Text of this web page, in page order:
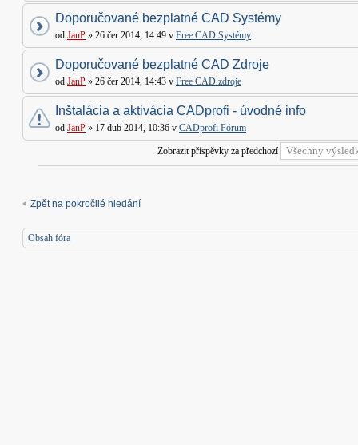
Doporučované bezplatné CAD Systémy
od JanP » 26 čer 2014, 14:49 v Free CAD Systémy
Doporučované bezplatné CAD Zdroje
od JanP » 26 čer 2014, 14:43 v Free CAD zdroje
Inštalácia a aktivácia CADprofi - úvodné info
od JanP » 17 dub 2014, 10:36 v CADprofi Fórum
Zobrazit příspěvky za předchozí
Zpět na pokročilé hledání
Obsah fóra